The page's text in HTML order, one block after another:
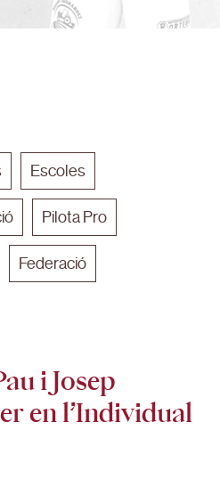
Escoles
Pilota Pro
Federació
i Josep
en l’Individual